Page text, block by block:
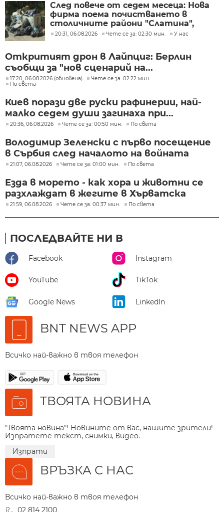
След повече от седем месеца: Нова
фирма поема почистването в
столичните райони "Слатина",
"Подуяне" и "Изгрев"
20:31, 06.08.2026 Чете се за: 02:30 мин. У нас
Откритият дрон в Лайпциг: Берлин
съобщи за "нов сценарий на...
17:20, 06.08.2026 (обновена)
Чете се за: 02:22 мин.
По света
Киев порази две руски рафинерии, най-
малко седем души загинаха при...
20:36, 06.08.2026 Чете се за: 00:50 мин. По света
Володимир Зеленски с първо посещение
в Сърбия след началото на войната
21:07, 06.08.2026 Чете се за: 01:00 мин. По света
Езда в морето - как хора и животни се
разхлаждат в жегите в Хърватска
21:59, 06.08.2026 Чете се за: 00:37 мин. По света
ПОСЛЕДВАЙТЕ НИ В
Facebook Instagram
YouTube TikTok
Google News LinkedIn
BNT NEWS APP
Всичко най-важно в твоя телефон
ТВОЯТА НОВИНА
"Твоята новина"! Новините от вас, нашите зрители!
Изпратете текст, снимки, видео.
Изпрати
ВРЪЗКА С НАС
Всичко най-важно в твоя телефон
02 814 2100